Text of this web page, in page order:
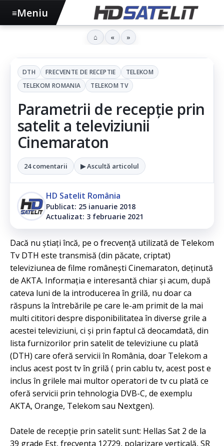
DTH FRECVENTE DE RECEPTIE
TELEKOM
TELEKOM ROMANIA
TELEKOM TV
Parametrii de recepție prin
satelit a televiziunii
Cinemaraton
24 comentarii ▶ Ascultă articolul
HD Satelit România
Publicat: 25 ianuarie 2018
Actualizat: 3 februarie 2021
Dacă nu știați încă, pe o frecvență utilizată de Telekom
Tv DTH este transmisă (din păcate, criptat)
televiziunea de filme românești Cinemaraton, deținută
de AKTA. Informația e interesantă chiar și acum, după
cateva luni de la introducerea în grilă, nu doar ca
răspuns la întrebările pe care le-am primit de la mai
multi cititori despre disponibilitatea în diverse grile a
acestei televiziuni, ci și prin faptul că deocamdată, din
lista furnizorilor prin satelit de televiziune cu plată
(DTH) care oferă servicii în România, doar Telekom a
inclus acest post tv în grilă ( prin cablu tv, acest post e
inclus în grilele mai multor operatori de tv cu plată ce
oferă servicii prin tehnologia DVB-C, de exemplu
AKTA, Orange, Telekom sau Nextgen).
Datele de recepție prin satelit sunt: Hellas Sat 2 de la
39 grade Est, frecvența 12729, polarizare verticală, SR
≡Meniu
⌂ « »